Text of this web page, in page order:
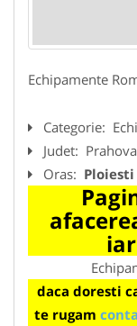
Echipamente
Categorie:
Judet: Prahova
Oras: Ploiesti
daca doresti
te rugam